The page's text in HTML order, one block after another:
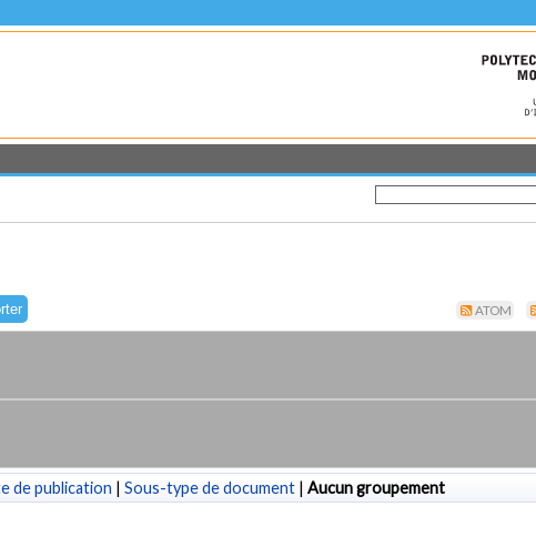
ATOM
de publication | Sous-type de document | Aucun groupement